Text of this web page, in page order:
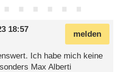
melden
18:57
Ich habe mich keine
Max Alberti